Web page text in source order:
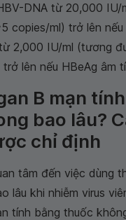
DNA từ 20,000 IU/
copies/ml) trở lên
2,000 IU/ml (tương
lên nếu HBeAg âm
B mạn
bao lâu?
chỉ định
tâm đến việc dùng
lâu khi nhiễm virus
tính bằng thuốc